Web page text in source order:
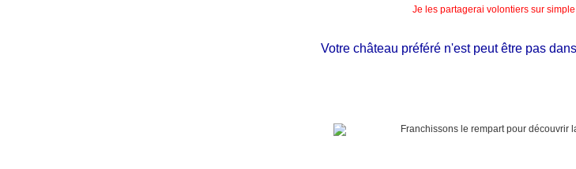
Je les partagerai volontiers sur simple
Votre château préféré n'est peut être pas